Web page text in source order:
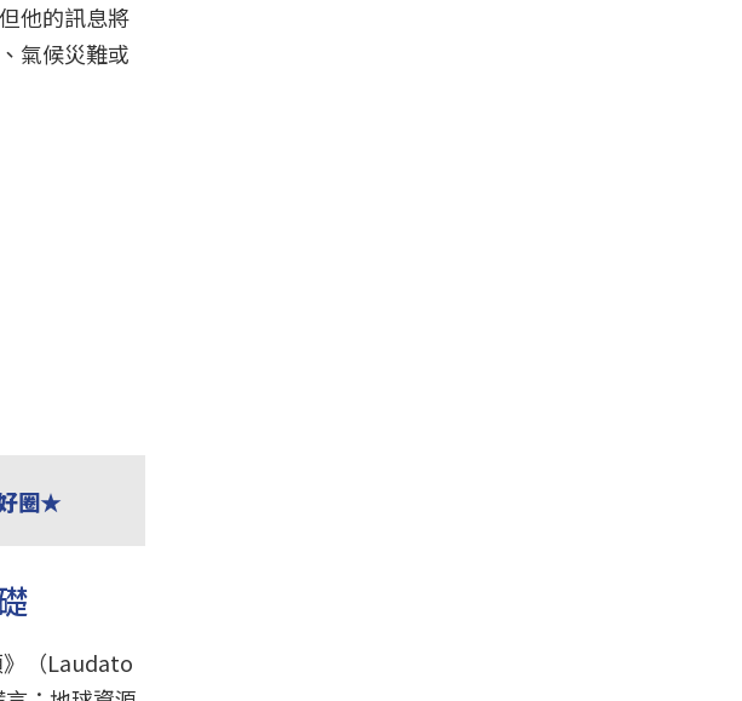
他的訊息將
氣候災難或
圈★
》（Laudato